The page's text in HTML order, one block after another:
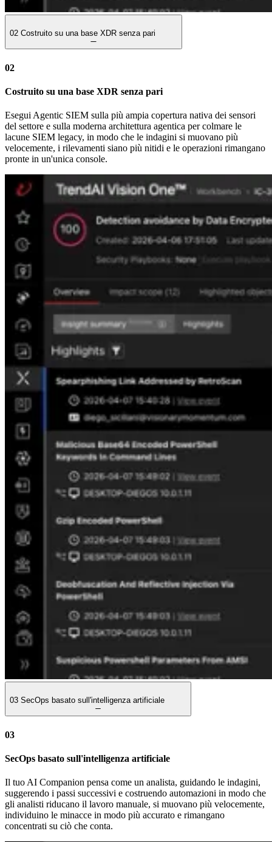
02 Costruito su una base XDR senza pari
02
Costruito su una base XDR senza pari
Esegui Agentic SIEM sulla più ampia copertura nativa dei sensori
del settore e sulla moderna architettura agentica per colmare le
lacune SIEM legacy, in modo che le indagini si muovano più
velocemente, i rilevamenti siano più nitidi e le operazioni rimangano
pronte in un'unica console.
03 SecOps basato sull'intelligenza artificiale
03
SecOps basato sull'intelligenza artificiale
Il tuo AI Companion pensa come un analista, guidando le indagini,
suggerendo i passi successivi e costruendo automazioni in modo che
gli analisti riducano il lavoro manuale, si muovano più velocemente,
individuino le minacce in modo più accurato e rimangano
concentrati su ciò che conta.